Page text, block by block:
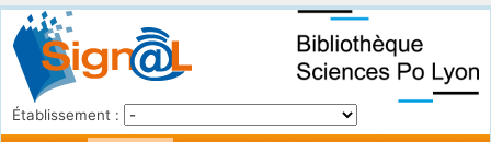
Établissement :